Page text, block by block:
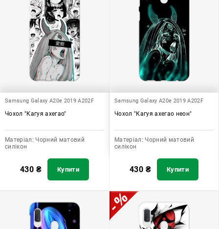
Samsung Galaxy A20e 2019 A202F
Чохол "Кагуя ахегао"
Матеріал: Чорний матовий
силікон
430 ₴ Купити
Samsung Galaxy A20e 2019 A202F
Чохол "Кагуя ахегао неон"
Матеріал: Чорний матовий
силікон
430 ₴ Купити